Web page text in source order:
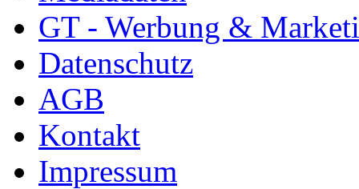
GT - Werbung &
Datenschutz
AGB
Kontakt
Impressum